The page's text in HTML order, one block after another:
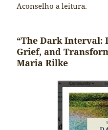
Aconselho a leitura.
“The Dark Interval:
Grief, and
Maria Rilke